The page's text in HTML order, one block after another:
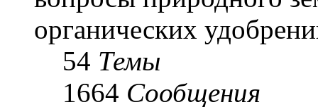
органических
54 Темы
1664 Сообщения